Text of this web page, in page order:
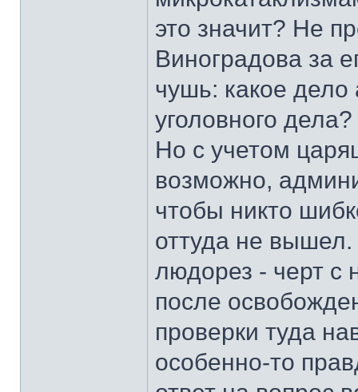
это значит? Не
Виноградова за
чушь: какое
уголовного
Но с учетом
возможно,
чтобы никто
оттуда не
людорез - черт с
после
проверки туда
особенно-то